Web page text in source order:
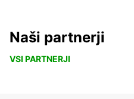
Naši partnerji
VSI PARTNERJI